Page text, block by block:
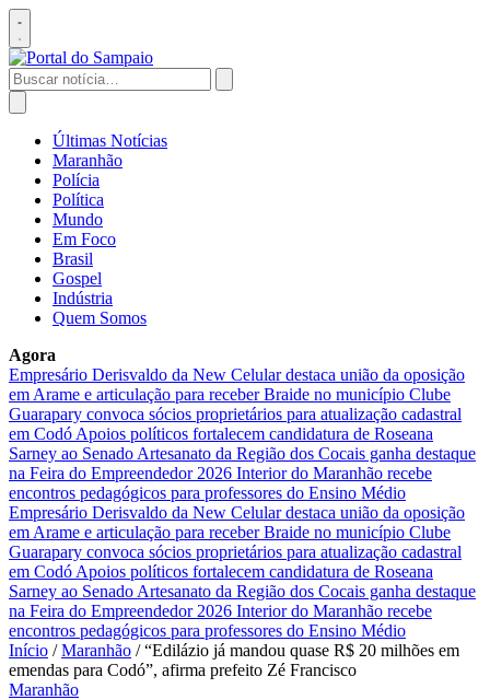
Pular
para
o
conteúdo
Abrir
menu
Buscar
por:
Abrir
buscaÚltimas Notícias
Maranhão
Polícia
Política
Mundo
Em Foco
Brasil
Gospel
Indústria
Quem Somos
Agora
Empresário Derisvaldo da New Celular destaca união da oposição
em Arame e articulação para receber Braide no município Clube
Guarapary convoca sócios proprietários para atualização cadastral
em Codó Apoios políticos fortalecem candidatura de Roseana
Sarney ao Senado Artesanato da Região dos Cocais ganha destaque
na Feira do Empreendedor 2026 Interior do Maranhão recebe
encontros pedagógicos para professores do Ensino Médio
Empresário Derisvaldo da New Celular destaca união da oposição
em Arame e articulação para receber Braide no município Clube
Guarapary convoca sócios proprietários para atualização cadastral
em Codó Apoios políticos fortalecem candidatura de Roseana
Sarney ao Senado Artesanato da Região dos Cocais ganha destaque
na Feira do Empreendedor 2026 Interior do Maranhão recebe
encontros pedagógicos para professores do Ensino Médio
Início / Maranhão / “Edilázio já mandou quase R$ 20 milhões em
emendas para Codó”, afirma prefeito Zé Francisco
Maranhão